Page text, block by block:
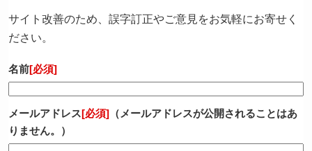
サイト改善のため、誤字訂正やご意見をお気軽にお寄せく
ださい。
名前[必須]
メールアドレス[必須] （メールアドレスが公開されることはあ
りません。）